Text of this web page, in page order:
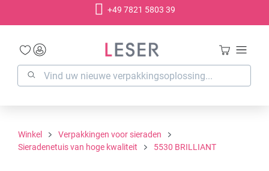
+49 7821 5803 39
Winkel
Verpakkingen voor sieraden
Sieradenetuis van hoge kwaliteit
5530 BRILLIANT